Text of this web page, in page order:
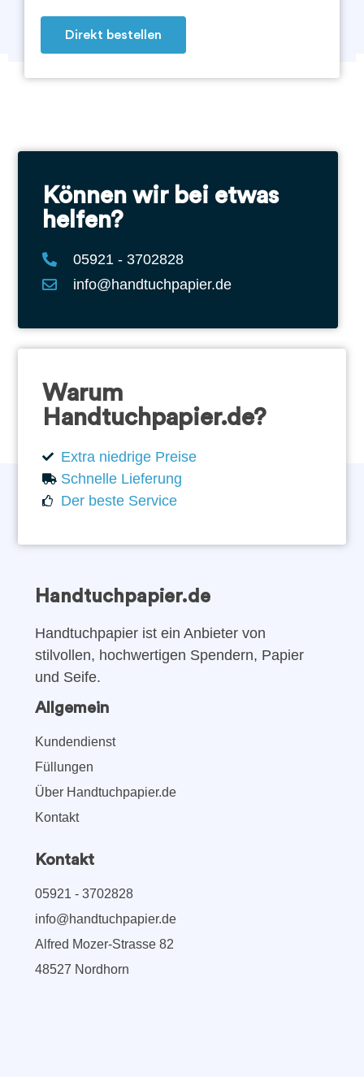
Direkt bestellen
Können wir bei etwas
helfen?
05921 - 3702828
info@handtuchpapier.de
Warum
Handtuchpapier.de?
Extra niedrige Preise
Schnelle Lieferung
Der beste Service
Handtuchpapier.de
Handtuchpapier ist ein Anbieter von
stilvollen, hochwertigen Spendern, Papier
und Seife.
Allgemein
Kundendienst
Füllungen
Über Handtuchpapier.de
Kontakt
Kontakt
05921 - 3702828
info@handtuchpapier.de
Alfred Mozer-Strasse 82
48527 Nordhorn